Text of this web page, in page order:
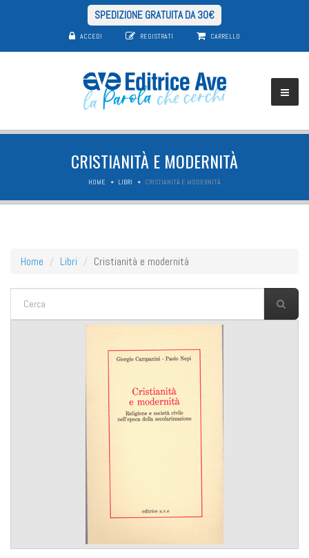
SPEDIZIONE GRATUITA DA 30€
ACCEDI REGISTRATI CARRELLO
CRISTIANITÀ E MODERNITÀ
HOME LIBRI CRISTIANITÀ E MODERNITÀ
Home Libri Cristianità e modernità
FORM DI RICERCA